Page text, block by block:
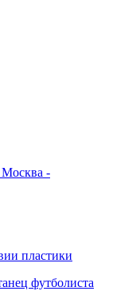
Москва -
пластики
футболиста